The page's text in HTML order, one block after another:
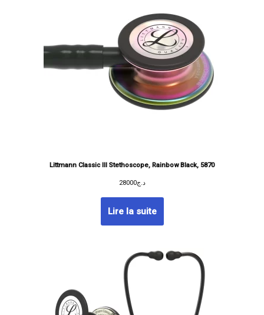
Littmann Classic III Stethoscope, Rainbow Black, 5870
د.ج28000
Lire la suite